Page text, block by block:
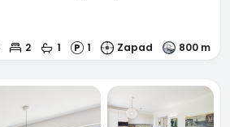
2 1 1 Zapad 800 m